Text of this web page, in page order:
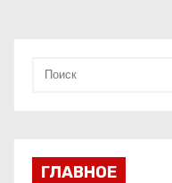
ГЛАВНОЕ